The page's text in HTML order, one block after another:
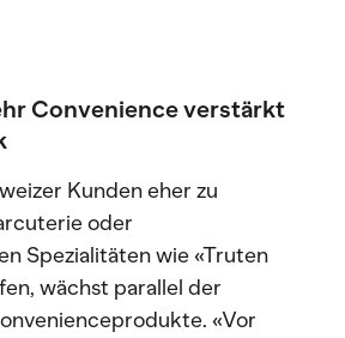
Convenience verstärkt
Kunden eher zu
oder
Spezialitäten wie «Truten
wächst parallel der
«Vor